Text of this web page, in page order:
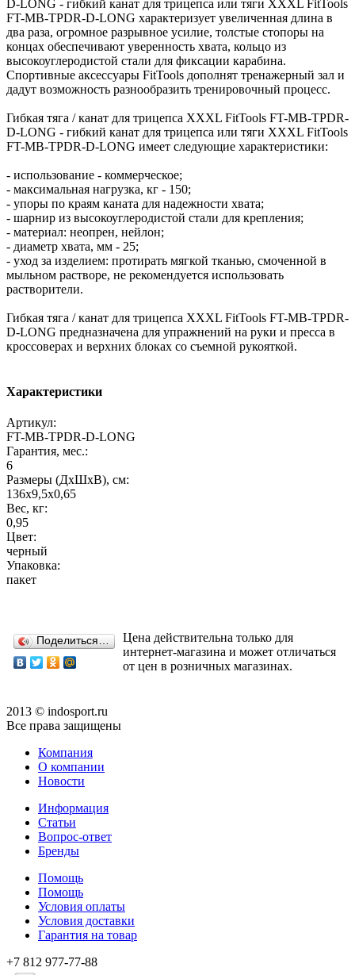
D-LONG - гибкий канат для трицепса или тяги XXXL FitTools
FT-MB-TPDR-D-LONG характеризует увеличенная длина в
два раза, огромное разрывное усилие, толстые стопоры на
концах обеспечивают уверенность хвата, кольцо из
высокоуглеродистой стали для фиксации карабина.
Спортивные аксессуары FitTools дополнят тренажерный зал и
дадут возможность разнообразить тренировочный процесс.
Гибкая тяга / канат для трицепса XXXL FitTools FT-MB-TPDR-
D-LONG - гибкий канат для трицепса или тяги XXXL FitTools
FT-MB-TPDR-D-LONG имеет следующие характеристики:
- использование - коммерческое;
- максимальная нагрузка, кг - 150;
- упоры по краям каната для надежности хвата;
- шарнир из высокоуглеродистой стали для крепления;
- материал: неопрен, нейлон;
- диаметр хвата, мм - 25;
- уход за изделием: протирать мягкой тканью, смоченной в
мыльном растворе, не рекомендуется использовать
растворители.
Гибкая тяга / канат для трицепса XXXL FitTools FT-MB-TPDR-
D-LONG предназначена для упражнений на руки и пресса в
кроссоверах и верхних блоках со съемной рукояткой.
Характеристики
Артикул:
FT-MB-TPDR-D-LONG
Гарантия, мес.:
6
Размеры (ДхШхВ), см:
136х9,5х0,65
Вес, кг:
0,95
Цвет:
черный
Упаковка:
пакет
Поделиться…
Цена действительна только для
интернет-магазина и может отличаться
от цен в розничных магазинах.
2013 © indosport.ru
Все права защищены
Компания
О компании
Новости
Информация
Статьи
Вопрос-ответ
Бренды
Помощь
Помощь
Условия оплаты
Условия доставки
Гарантия на товар
+7 812 977-77-88